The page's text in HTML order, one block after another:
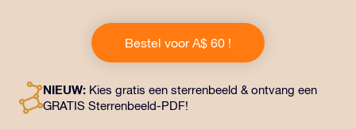
cadeau bevat een prachtige envelop en
gepersonaliseerde documenten die naar een adres
naar keuze worden verzonden, evenals digitale
een magische manier om een blijvend cadeau te geven
aan vrienden en dierbaren.
Bestel voor A$ 60 !
NIEUW: Kies gratis een sterrenbeeld & ontvang een
GRATIS Sterrenbeeld-PDF!